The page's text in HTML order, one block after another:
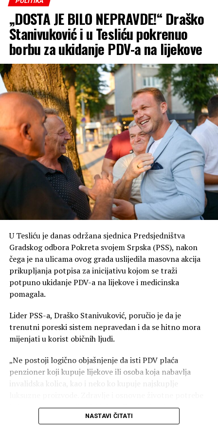
Reproduktor
videozapisa
00:00 00:40
Glavne poruke sa sastanka u Bijeljini:
Potpuna pokrivenost terena: Analiziran rad svih
„DOSTA JE BILO NEPRAVDE!“ Draško
Stanivuković i u Tesliću pokrenuo
borbu za ukidanje PDV-a na lijekove
U Tesliću je danas održana sjednica Predsjedništva
Gradskog odbora Pokreta svojem Srpska (PSS), nakon
čega je na ulicama ovog grada uslijedila masovna akcija
prikupljanja potpisa za inicijativu kojom se traži
potpuno ukidanje PDV-a na lijekove i medicinska
pomagala.
Lider PSS-a, Draško Stanivuković, poručio je da je
trenutni poreski sistem nepravedan i da se hitno mora
mijenjati u korist običnih ljudi.
„Ne postoji logično objašnjenje da isti PDV plaća
penzioner koji kupuje lijekove ili osoba koja nabavlja
invalidska kolica, kao i neko ko kupuje najskuplje
jednostavno ne smiju biti luksuz!“ — istakao je
NASTAVI ČITATI